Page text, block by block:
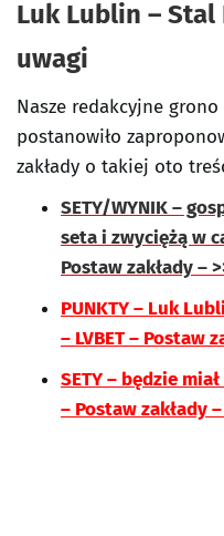
Luk Lublin –
uwagi
Nasze redakcyjne
postanowiło
zakłady o takiej oto
SETY/WYNIK –
seta i zwyciężą w
Postaw zakłady –
PUNKTY – Luk
– LVBET – Postaw
SETY – będzie
– Postaw zakłady